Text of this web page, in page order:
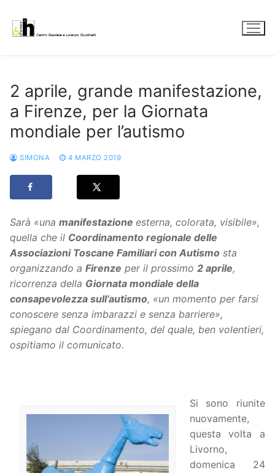
contenuto
2 aprile, grande manifestazione,
a Firenze, per la Giornata
mondiale per l’autismo
SIMONA 4 MARZO 2019
Sarà «una manifestazione esterna, colorata, visibile»,
quella che il Coordinamento regionale delle
Associazioni Toscane Familiari con Autismo sta
organizzando a Firenze per il prossimo 2 aprile,
ricorrenza della Giornata mondiale della
consapevolezza sull’autismo, «un momento per farsi
conoscere senza imbarazzi e senza barriere»,
spiegano dal Coordinamento, del quale, ben volentieri,
ospitiamo il comunicato.
Si sono riunite
nuovamente,
questa volta a
Livorno,
domenica 24